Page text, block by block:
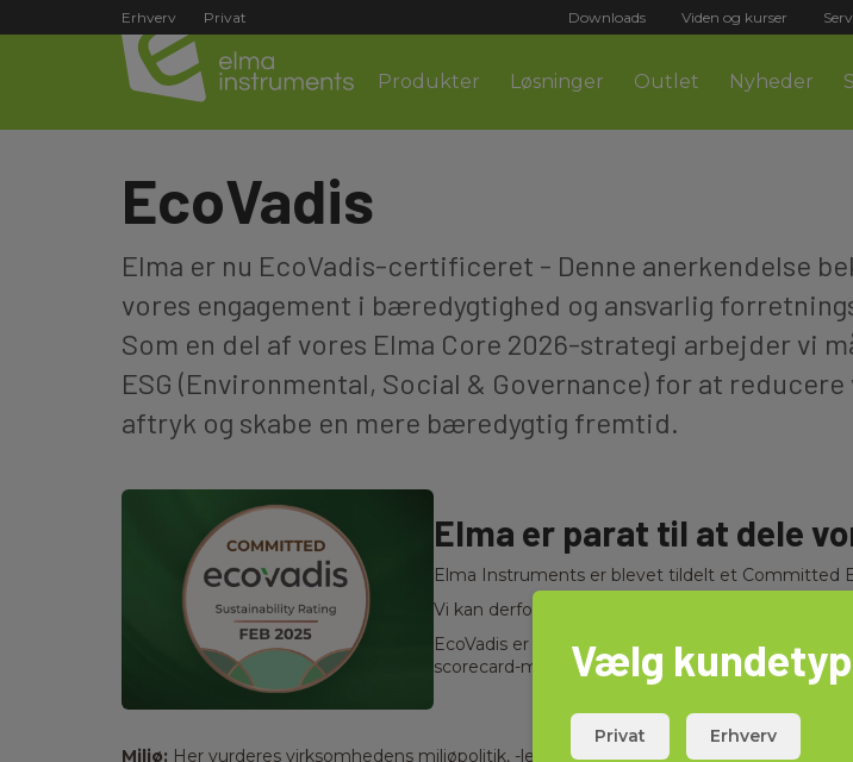
Erhverv Privat Downloads Viden og kurser
Produkter Løsninger Outlet Nyheder
EcoVadis
Elma er nu EcoVadis-certificeret - Denne anerkendelse
vores engagement i bæredygtighed og ansvarlig
Som en del af vores Elma Core 2026-strategi arbejder vi
ESG (Environmental, Social & Governance) for at reducere
aftryk og skabe en mere bæredygtig fremtid.
Elma er parat til at dele
Elma Instruments er blevet tildelt et Committed
Vi kan derfor nu nemt dele vores Scorecard med
EcoVadis er en global virksomhed, der leverer
scorecard-metode.
Miljø: Her vurderes virksomhedens miljøpolitik, -ledelse og -praksis, herunder emner
Vælg
Privat Erhverv